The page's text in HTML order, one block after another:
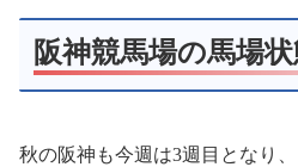
阪神競馬場の馬場
秋の阪神も今週は3週目となり